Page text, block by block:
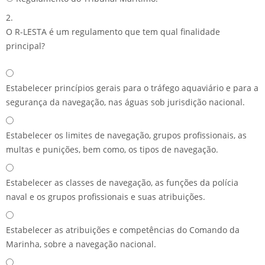
2.
O R-LESTA é um regulamento que tem qual finalidade
principal?
Estabelecer princípios gerais para o tráfego aquaviário e para a
segurança da navegação, nas águas sob jurisdição nacional.
Estabelecer os limites de navegação, grupos profissionais, as
multas e punições, bem como, os tipos de navegação.
Estabelecer as classes de navegação, as funções da polícia
naval e os grupos profissionais e suas atribuições.
Estabelecer as atribuições e competências do Comando da
Marinha, sobre a navegação nacional.